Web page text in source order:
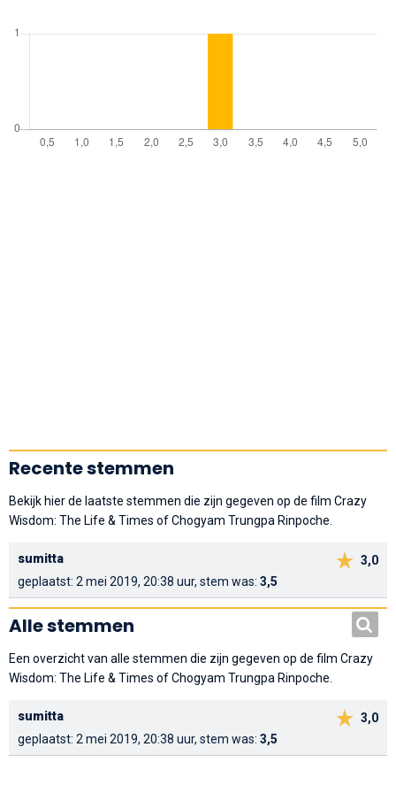
Recente stemmen
Bekijk hier de laatste stemmen die zijn gegeven op de film Crazy
Wisdom: The Life & Times of Chogyam Trungpa Rinpoche.
3,0
sumitta
geplaatst: 2 mei 2019, 20:38 uur, stem was: 3,5
Alle stemmen
Een overzicht van alle stemmen die zijn gegeven op de film Crazy
Wisdom: The Life & Times of Chogyam Trungpa Rinpoche.
3,0
sumitta
geplaatst: 2 mei 2019, 20:38 uur, stem was: 3,5